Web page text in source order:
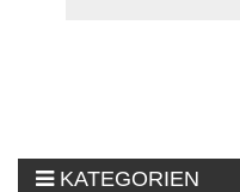
KATEGORIEN